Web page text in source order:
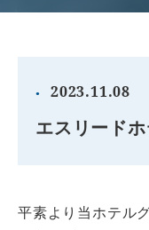
2023.11.08
エスリード
平素より当ホテル